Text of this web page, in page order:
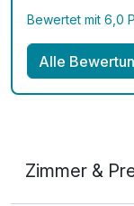
kann.
Minuten das
Bewertet mit 6,0
Alle
Zimmer &